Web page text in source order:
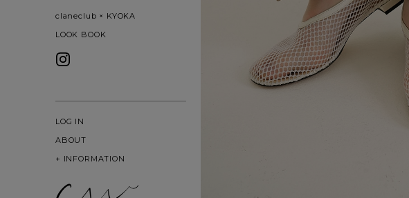
claneclub × KYOKA
LOOK BOOK
LOG IN
ABOUT
+ INFORMATION